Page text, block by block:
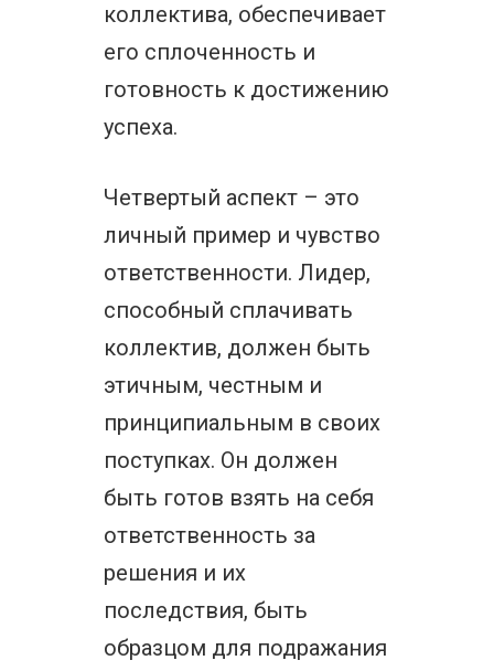
коллектива, обеспечивает
его сплоченность и
готовность к достижению
успеха.
Четвертый аспект – это
личный пример и чувство
ответственности. Лидер,
способный сплачивать
коллектив, должен быть
этичным, честным и
принципиальным в своих
поступках. Он должен
быть готов взять на себя
ответственность за
решения и их
последствия, быть
образцом для подражания